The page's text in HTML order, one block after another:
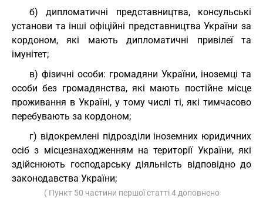
б) дипломатичні представництва, консульські
установи та інші офіційні представництва України за
кордоном, які мають дипломатичні привілеї та
імунітет;
в) фізичні особи: громадяни України, іноземці та
особи без громадянства, які мають постійне місце
проживання в Україні, у тому числі ті, які тимчасово
перебувають за кордоном;
г) відокремлені підрозділи іноземних юридичних
осіб з місцезнаходженням на території України, які
здійснюють господарську діяльність відповідно до
законодавства України;
( Пункт 50 частини першої статті 4 доповнено